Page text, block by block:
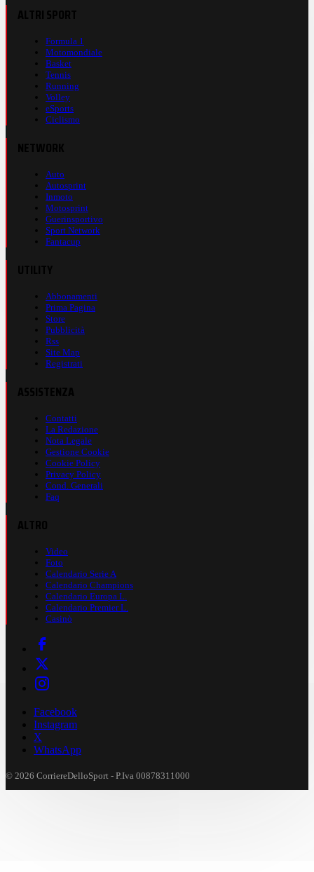
Formula 1
Motomondiale
Basket
Tennis
Running
Volley
eSports
Ciclismo
Auto
Autosprint
Inmoto
Motosprint
Guerinsportivo
Sport Network
Fantacup
Abbonamenti
Prima Pagina
Store
Pubblicità
Rss
Site Map
Registrati
Contatti
La Redazione
Nota Legale
Gestione Cookie
Cookie Policy
Privacy Policy
Cond. Generali
Faq
Video
Foto
Calendario Serie A
Calendario Champions
Calendario Europa L.
Calendario Premier L.
Casinò
Facebook
Instagram
X
WhatsApp
© 2026 CorriereDelloSport - P.Iva 00878311000